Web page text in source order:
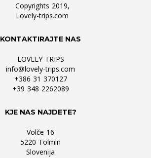
Copyrights 2019,
Lovely-trips.com
KONTAKTIRAJTE NAS
LOVELY TRIPS
info@lovely-trips.com
+386 31 370127
+39 348 2262089
KJE NAS NAJDETE?
Volče 16
5220 Tolmin
Slovenija